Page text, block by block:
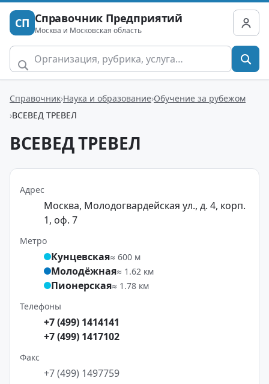
СП Справочник Предприятий
Москва и Московская область
Справочник Наука и образование Обучение за рубежом
ВСЕВЕД ТРЕВЕЛ
ВСЕВЕД ТРЕВЕЛ
Адрес
Москва, Молодогвардейская ул., д. 4, корп.
1, оф. 7
Метро
Кунцевская≈ 600 м
Молодёжная≈ 1.62 км
Пионерская≈ 1.78 км
Телефоны
+7 (499) 1414141
+7 (499) 1417102
Факс
+7 (499) 1497759